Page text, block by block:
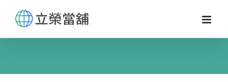
content